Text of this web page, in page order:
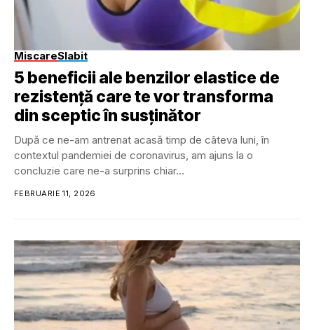
MiscareSlabit
5 beneficii ale benzilor elastice de
rezistență care te vor transforma
din sceptic în susținător
După ce ne-am antrenat acasă timp de câteva luni, în
contextul pandemiei de coronavirus, am ajuns la o
concluzie care ne-a surprins chiar...
FEBRUARIE 11, 2026